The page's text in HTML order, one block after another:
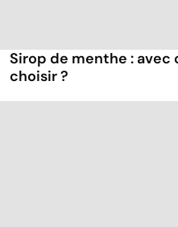
Sirop de menthe : avec
choisir ?